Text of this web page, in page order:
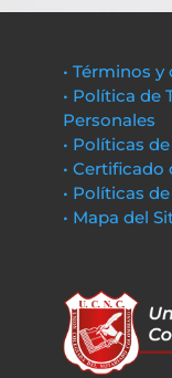
• Términos
• Política de
Personales
• Políticas
•
• Políticas
• Mapa del